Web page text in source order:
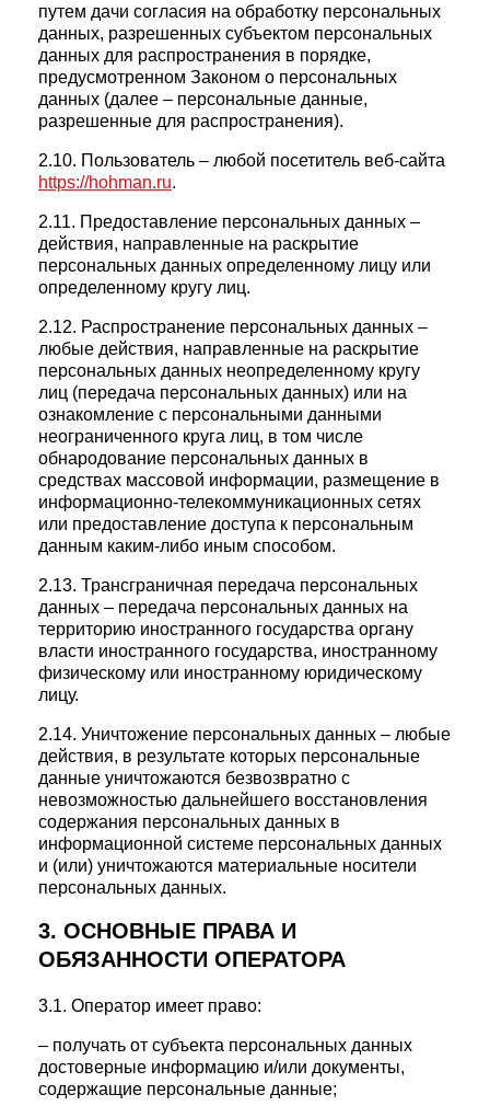
путем дачи согласия на обработку персональных
данных, разрешенных субъектом персональных
данных для распространения в порядке,
предусмотренном Законом о персональных
данных (далее – персональные данные,
разрешенные для распространения).
2.10. Пользователь – любой посетитель веб-сайта
https://hohman.ru.
2.11. Предоставление персональных данных –
действия, направленные на раскрытие
персональных данных определенному лицу или
определенному кругу лиц.
2.12. Распространение персональных данных –
любые действия, направленные на раскрытие
персональных данных неопределенному кругу
лиц (передача персональных данных) или на
ознакомление с персональными данными
неограниченного круга лиц, в том числе
обнародование персональных данных в
средствах массовой информации, размещение в
информационно-телекоммуникационных сетях
или предоставление доступа к персональным
данным каким-либо иным способом.
2.13. Трансграничная передача персональных
данных – передача персональных данных на
территорию иностранного государства органу
власти иностранного государства, иностранному
физическому или иностранному юридическому
лицу.
2.14. Уничтожение персональных данных – любые
действия, в результате которых персональные
данные уничтожаются безвозвратно с
невозможностью дальнейшего восстановления
содержания персональных данных в
информационной системе персональных данных
и (или) уничтожаются материальные носители
персональных данных.
3. ОСНОВНЫЕ ПРАВА И
ОБЯЗАННОСТИ ОПЕРАТОРА
3.1. Оператор имеет право:
– получать от субъекта персональных данных
достоверные информацию и/или документы,
содержащие персональные данные;